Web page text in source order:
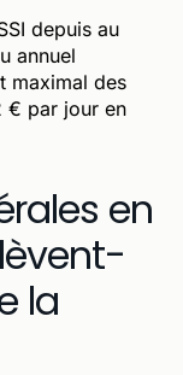
depuis au
annuel
maximal des
€ par jour en
en
la